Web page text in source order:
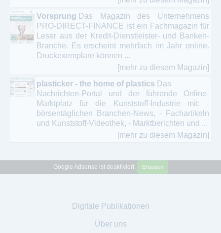
Vorsprung Das Magazin des Unternehmens
PRO-DIRECT-FINANCE ist ein Fachmagazin für
Leser aus der Kredit-Dienstleister- und Banken-
Branche. Es erscheint mehrfach im Jahr online.
Druckexemplare können ...
[mehr zu diesem Magazin]
plasticker - the home of plastics Das
Nachrichten-Portal und der führende Online-
Marktplatz für die Kunststoff-Industrie mit: -
börsentäglichen Branchen-News, - Fachartikeln
und Kunststoff-Videothek, - Marktberichten und ...
[mehr zu diesem Magazin]
Google Adsense ist deaktiviert. Erlauben
Digitale Publikationen
Über uns